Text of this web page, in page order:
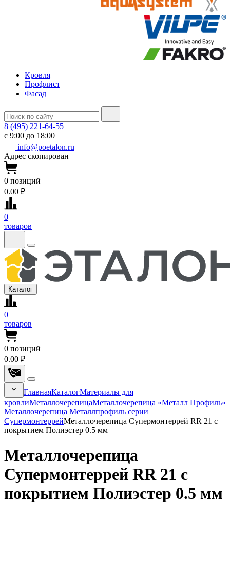
Кровля
Профлист
Фасад
8 (495) 221-64-55
с 9:00 до 18:00
info@poetalon.ru
Адрес скопирован
0 позиций
0.00 ₽
0
товаров
Каталог
0
товаров
0 позиций
0.00 ₽
ГлавнаяКаталогМатериалы для
кровлиМеталлочерепицаМеталлочерепица «Металл Профиль»
Металлочерепица Металлпрофиль серии
СупермонтеррейМеталлочерепица Супермонтеррей RR 21 с
покрытием Полиэстер 0.5 мм
Металлочерепица
Супермонтеррей RR 21 с
покрытием Полиэстер 0.5 мм